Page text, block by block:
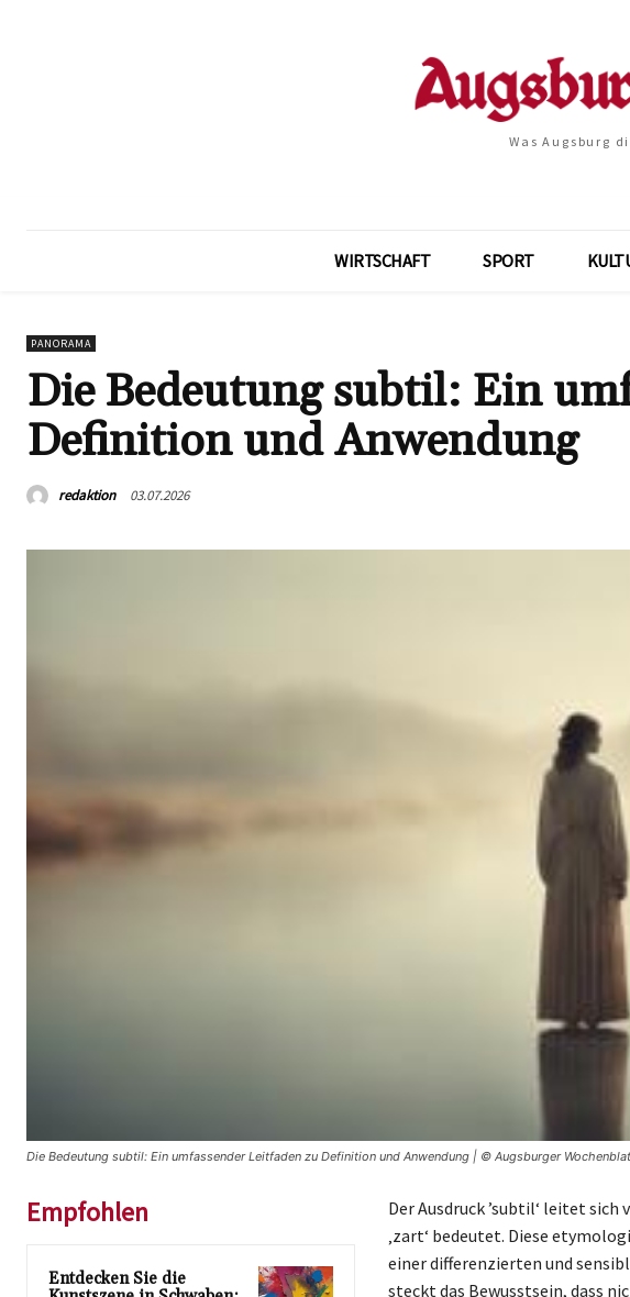
Was Augsburg
WIRTSCHAFT SPORT
PANORAMA
Die Bedeutung subtil: Ein
Definition und Anwendung
redaktion 03.07.2026
Die Bedeutung subtil: Ein umfassender Leitfaden zu Definition und Anwendung | © Augsburger
Empfohlen
Entdecken Sie die
Der Ausdruck ’subtil‘ leitet sich
‚zart‘ bedeutet. Diese
einer differenzierten und
steckt das Bewusstsein, dass